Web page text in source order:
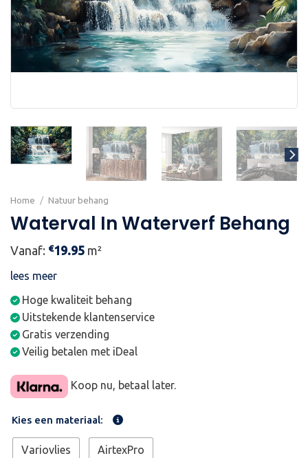
Home / Natuur behang
Waterval In Waterverf Behang
Vanaf: €19.95 m²
lees meer
Hoge kwaliteit behang
Uitstekende klantenservice
Gratis verzending
Veilig betalen met iDeal
Koop nu, betaal later.
Kies een materiaal:
Variovlies AirtexPro